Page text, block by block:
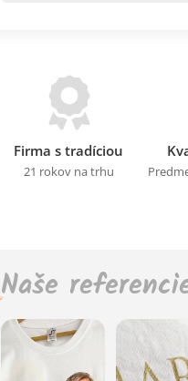
Firma s tradíciou
21 rokov na trhu
Naše